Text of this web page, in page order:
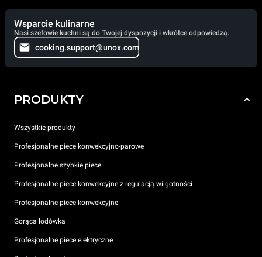
Wsparcie kulinarne
Nasi szefowie kuchni są do Twojej dyspozycji i wkrótce odpowiedzą.
cooking.support@unox.com
PRODUKTY
Wszystkie produkty
Profesjonalne piece konwekcyjno-parowe
Profesjonalne szybkie piece
Profesjonalne piece konwekcyjne z regulacją wilgotności
Profesjonalne piece konwekcyjne
Gorąca lodówka
Profesjonalne piece elektryczne